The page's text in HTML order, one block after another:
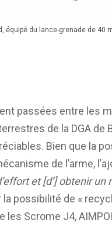
équipé du lance-grenade de 40
passées entre les
de la DGA de
Bien que la
de l’arme,
et [d’] obtenir
possibilité de «
les Scrome J4,